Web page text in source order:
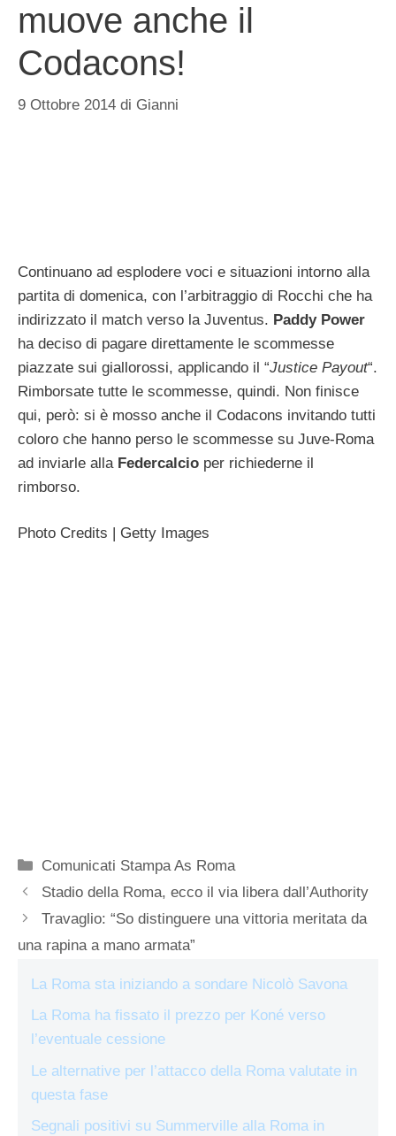
muove anche il
Codacons!
9 Ottobre 2014 di Gianni
Continuano ad esplodere voci e situazioni intorno alla
partita di domenica, con l’arbitraggio di Rocchi che ha
indirizzato il match verso la Juventus. Paddy Power
ha deciso di pagare direttamente le scommesse
piazzate sui giallorossi, applicando il “Justice Payout“.
Rimborsate tutte le scommesse, quindi. Non finisce
qui, però: si è mosso anche il Codacons invitando tutti
coloro che hanno perso le scommesse su Juve-Roma
ad inviarle alla Federcalcio per richiederne il
rimborso.
Photo Credits | Getty Images
Categorie
Comunicati Stampa As Roma
Stadio della Roma, ecco il via libera dall’Authority
Travaglio: “So distinguere una vittoria meritata da
una rapina a mano armata”
La Roma sta iniziando a sondare Nicolò Savona
La Roma ha fissato il prezzo per Koné verso
l’eventuale cessione
Le alternative per l’attacco della Roma valutate in
questa fase
Segnali positivi su Summerville alla Roma in